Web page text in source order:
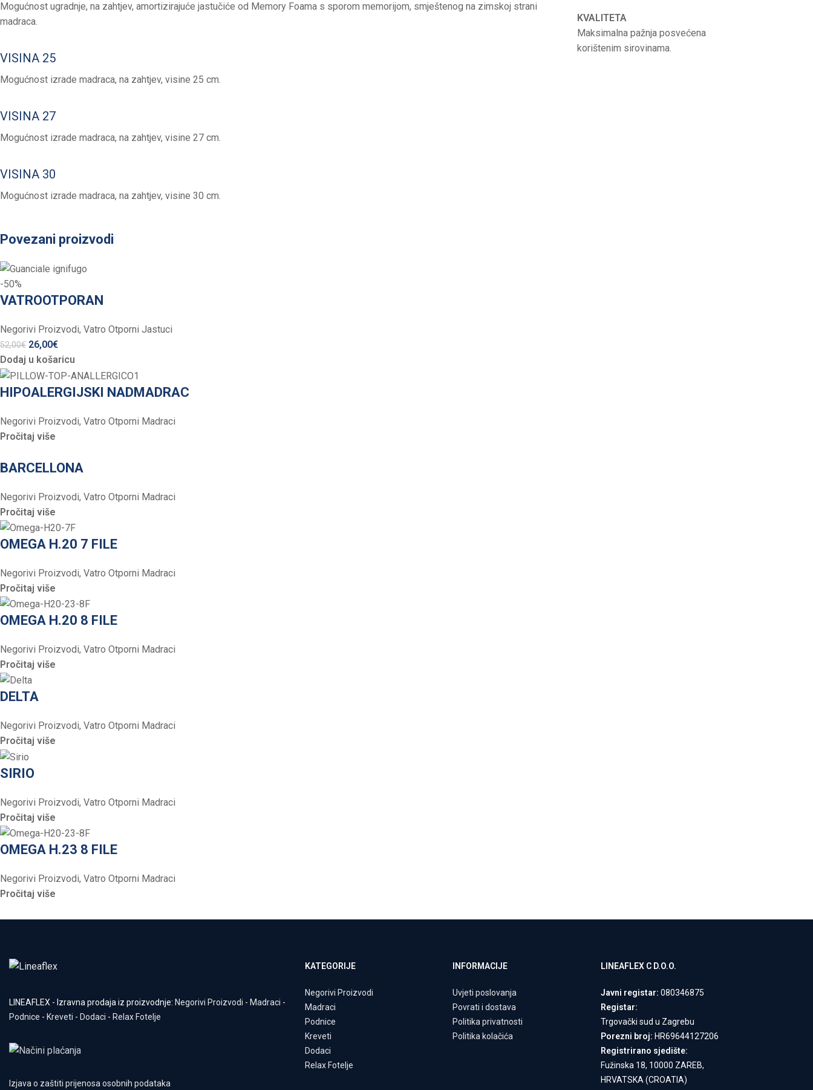
Mogućnost ugradnje, na zahtjev, amortizirajuće jastučiće od Memory Foama s sporom memorijom, smještenog na zimskoj strani
madraca.
VISINA 25
Mogućnost izrade madraca, na zahtjev, visine 25 cm.
VISINA 27
Mogućnost izrade madraca, na zahtjev, visine 27 cm.
VISINA 30
Mogućnost izrade madraca, na zahtjev, visine 30 cm.
KVALITETA
Maksimalna pažnja posvećena
korištenim sirovinama.
Povezani proizvodi
-50%
VATROOTPORAN
Negorivi Proizvodi, Vatro Otporni Jastuci
52,00€ 26,00€
Dodaj u košaricu
HIPOALERGIJSKI NADMADRAC
Negorivi Proizvodi, Vatro Otporni Madraci
Pročitaj više
BARCELLONA
Negorivi Proizvodi, Vatro Otporni Madraci
Pročitaj više
OMEGA H.20 7 FILE
Negorivi Proizvodi, Vatro Otporni Madraci
Pročitaj više
OMEGA H.20 8 FILE
Negorivi Proizvodi, Vatro Otporni Madraci
Pročitaj više
DELTA
Negorivi Proizvodi, Vatro Otporni Madraci
Pročitaj više
SIRIO
Negorivi Proizvodi, Vatro Otporni Madraci
Pročitaj više
OMEGA H.23 8 FILE
Negorivi Proizvodi, Vatro Otporni Madraci
Pročitaj više
LINEAFLEX - Izravna prodaja iz proizvodnje: Negorivi Proizvodi - Madraci -
Podnice - Kreveti - Dodaci - Relax Fotelje
Izjava o zaštiti prijenosa osobnih podataka
KATEGORIJE
Negorivi Proizvodi
Madraci
Podnice
Kreveti
Dodaci
Relax Fotelje
INFORMACIJE
Uvjeti poslovanja
Povrati i dostava
Politika privatnosti
Politika kolačića
LINEAFLEX C D.O.O.
Javni registar: 080346875
Registar:
Trgovački sud u Zagrebu
Porezni broj: HR69644127206
Registrirano sjedište:
Fužinska 18, 10000 ZAREB,
HRVATSKA (CROATIA)